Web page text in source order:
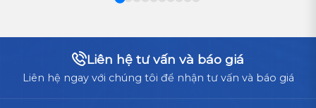
DOANH
NGHIỆP?
cốt
lõi,
doanh
nghiệp
Liên hệ tư vấn và báo giá
Liên hệ ngay với chúng tôi để nhận tư vấn và báo giá